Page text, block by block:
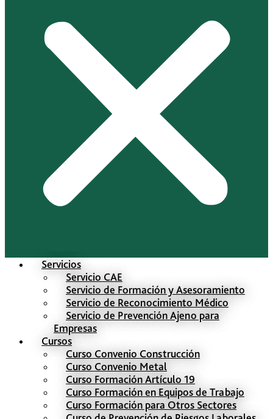
Servicios
Servicio CAE
Servicio de Formación y Asesoramiento
Servicio de Reconocimiento Médico
Servicio de Prevención Ajeno para
Empresas
Cursos
Curso Convenio Construcción
Curso Convenio Metal
Curso Formación Artículo 19
Curso Formación en Equipos de Trabajo
Curso Formación para Otros Sectores